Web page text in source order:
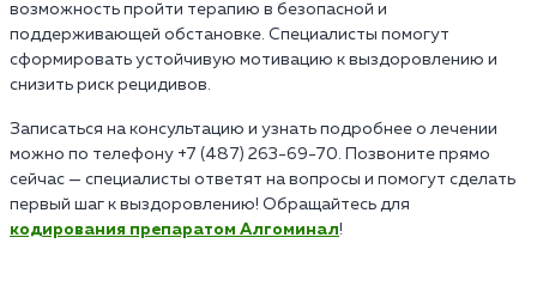
возможность пройти терапию в безопасной и
поддерживающей обстановке. Специалисты помогут
сформировать устойчивую мотивацию к выздоровлению и
снизить риск рецидивов.
Записаться на консультацию и узнать подробнее о лечении
можно по телефону +7 (487) 263-69-70. Позвоните прямо
сейчас — специалисты ответят на вопросы и помогут сделать
первый шаг к выздоровлению! Обращайтесь для
кодирования препаратом Алгоминал!